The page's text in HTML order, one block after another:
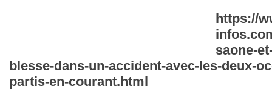
https://
saone-
blesse-dans-un-accident-avec-les-deux-
partis-en-courant.html